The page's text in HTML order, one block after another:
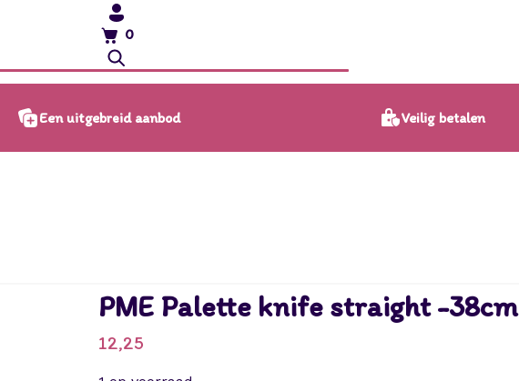
0
Een uitgebreid aanbod Veilig betalen
PME Palette knife straight -38cm
12,25